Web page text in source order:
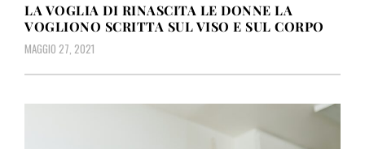
LA VOGLIA DI RINASCITA LE DONNE LA
VOGLIONO SCRITTA SUL VISO E SUL CORPO
MAGGIO 27, 2021